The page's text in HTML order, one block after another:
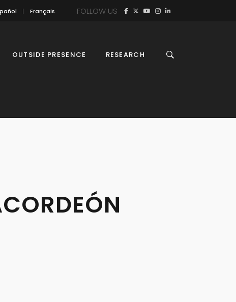
Français FOLLOW US
OUTSIDE PRESENCE RESEARCH